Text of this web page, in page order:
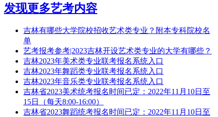
发现更多艺考内容
吉林有哪些大学院校招收艺术类专业？附本专科院校名
单
艺考报考参考|2023吉林开设艺术类专业的大学有哪些？
吉林2023年美术类专业联考报名系统入口
吉林2023年舞蹈类专业联考报名系统入口
吉林2023年音乐类专业联考报名系统入口
吉林省2023美术统考报名时间已定：2022年11月10日至
15日（每天8:00-16:00）
吉林省2023舞蹈统考报名时间已定：2022年11月10日至